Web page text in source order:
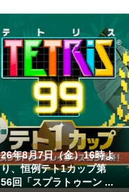
年8月7日（金）16時よ
恒例テト1カップ第
回「スプラトゥーン ...